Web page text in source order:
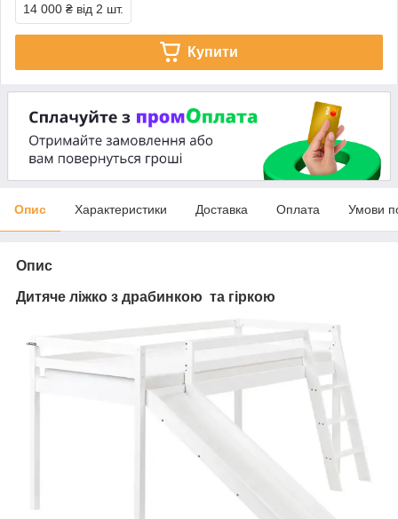
14 000 ₴ від 2 шт.
Купити
Опис Характеристики Доставка Оплата Умови
Опис
Дитяче ліжко з драбинкою та гіркою